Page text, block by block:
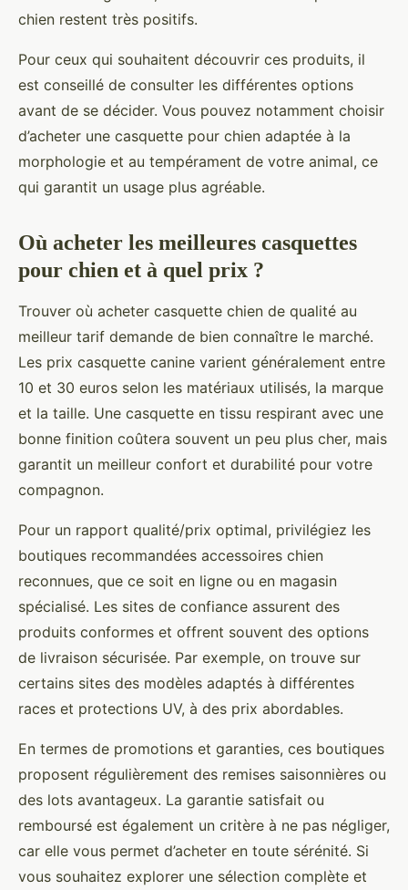
chien restent très positifs.
Pour ceux qui souhaitent découvrir ces produits, il
est conseillé de consulter les différentes options
avant de se décider. Vous pouvez notamment choisir
d’acheter une casquette pour chien adaptée à la
morphologie et au tempérament de votre animal, ce
qui garantit un usage plus agréable.
Où acheter les meilleures casquettes
pour chien et à quel prix ?
Trouver où acheter casquette chien de qualité au
meilleur tarif demande de bien connaître le marché.
Les prix casquette canine varient généralement entre
10 et 30 euros selon les matériaux utilisés, la marque
et la taille. Une casquette en tissu respirant avec une
bonne finition coûtera souvent un peu plus cher, mais
garantit un meilleur confort et durabilité pour votre
compagnon.
Pour un rapport qualité/prix optimal, privilégiez les
boutiques recommandées accessoires chien
reconnues, que ce soit en ligne ou en magasin
spécialisé. Les sites de confiance assurent des
produits conformes et offrent souvent des options
de livraison sécurisée. Par exemple, on trouve sur
certains sites des modèles adaptés à différentes
races et protections UV, à des prix abordables.
En termes de promotions et garanties, ces boutiques
proposent régulièrement des remises saisonnières ou
des lots avantageux. La garantie satisfait ou
remboursé est également un critère à ne pas négliger,
car elle vous permet d’acheter en toute sérénité. Si
vous souhaitez explorer une sélection complète et